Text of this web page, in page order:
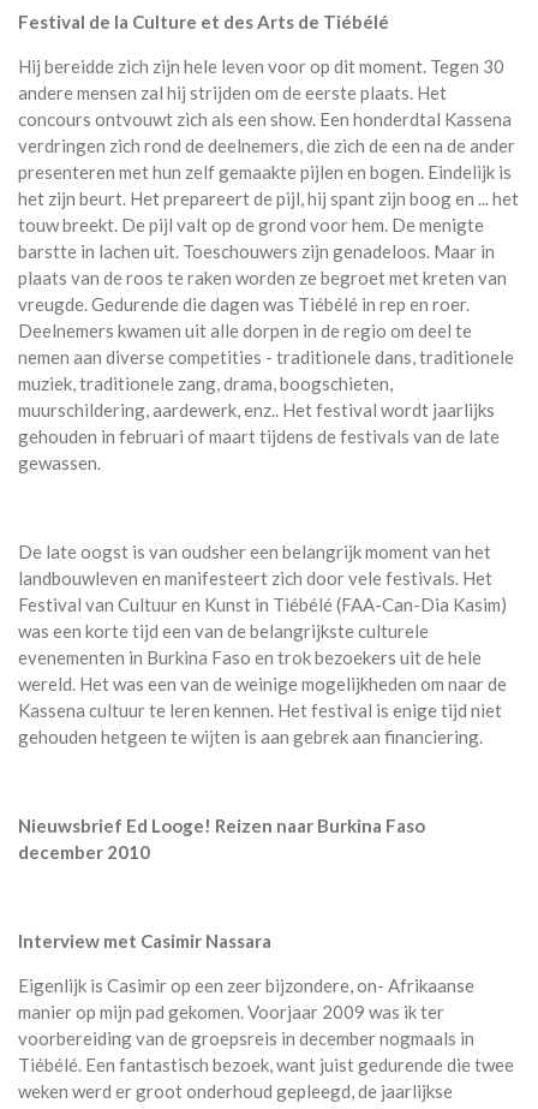
Festival de la Culture et des Arts de Tiébélé
Hij bereidde zich zijn hele leven voor op dit moment. Tegen 30
andere mensen zal hij strijden om de eerste plaats. Het
concours ontvouwt zich als een show. Een honderdtal Kassena
verdringen zich rond de deelnemers, die zich de een na de ander
presenteren met hun zelf gemaakte pijlen en bogen. Eindelijk is
het zijn beurt. Het prepareert de pijl, hij spant zijn boog en ... het
touw breekt. De pijl valt op de grond voor hem. De menigte
barstte in lachen uit. Toeschouwers zijn genadeloos. Maar in
plaats van de roos te raken worden ze begroet met kreten van
vreugde. Gedurende die dagen was Tiébélé in rep en roer.
Deelnemers kwamen uit alle dorpen in de regio om deel te
nemen aan diverse competities - traditionele dans, traditionele
muziek, traditionele zang, drama, boogschieten,
muurschildering, aardewerk, enz.. Het festival wordt jaarlijks
gehouden in februari of maart tijdens de festivals van de late
gewassen.
De late oogst is van oudsher een belangrijk moment van het
landbouwleven en manifesteert zich door vele festivals. Het
Festival van Cultuur en Kunst in Tiébélé (FAA-Can-Dia Kasim)
was een korte tijd een van de belangrijkste culturele
evenementen in Burkina Faso en trok bezoekers uit de hele
wereld. Het was een van de weinige mogelijkheden om naar de
Kassena cultuur te leren kennen. Het festival is enige tijd niet
gehouden hetgeen te wijten is aan gebrek aan financiering.
Nieuwsbrief Ed Looge! Reizen naar Burkina Faso
december 2010
Interview met Casimir Nassara
Eigenlijk is Casimir op een zeer bijzondere, on- Afrikaanse
manier op mijn pad gekomen. Voorjaar 2009 was ik ter
voorbereiding van de groepsreis in december nogmaals in
Tiébélé. Een fantastisch bezoek, want juist gedurende die twee
weken werd er groot onderhoud gepleegd, de jaarlijkse